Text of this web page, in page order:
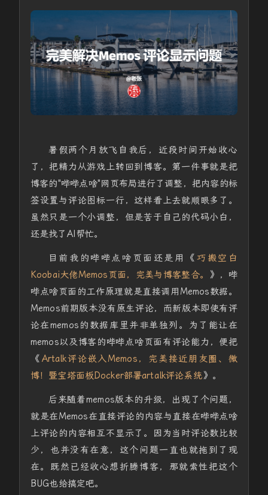
暑假两个月放飞自我后，近段时间开始收心
了，把精力从游戏上转回到博客。第一件事就是把
博客的"哔哔点啥"网页布局进行了调整，把内容的标
签设置与评论图标一行，这样看上去就顺眼多了。
虽然只是一个小调整，但是苦于自己的代码小白，
还是找了AI帮忙。
目前我的哔哔点啥页面还是用《 巧搬空白
Koobai大佬Memos页面，完美与博客整合。
》，哔
哔点啥页面的工作原理就是直接调用Memos数据。
Memos前期版本没有原生评论，而新版本即使有评
论在memos的数据库里并非单独列。为了能让在
memos以及博客的哔哔点啥页面有评论能力，便把
《 Artalk评论嵌入Memos，完美接近朋友圈、微
博！暨宝塔面板Docker部署artalk评论系统》。
后来随着memos版本的升级，出现了个问题，
就是在Memos在直接评论的内容与直接在哔哔点啥
上评论的内容相互不显示了。因为当时评论数比较
少，也并没有在意，这个问题一直也就拖到了现
在。既然已经收心想折腾博客，那就索性把这个
BUG也给搞定吧。